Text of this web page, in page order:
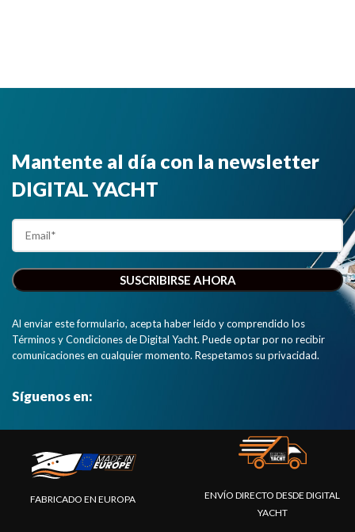
Mantente al día con la newsletter
DIGITAL YACHT
Al enviar este formulario, acepta haber leído y comprendido los
Términos y Condiciones de Digital Yacht. Puede optar por no recibir
comunicaciones en cualquier momento. Respetamos su privacidad.
Síguenos en:
FABRICADO EN EUROPA
ENVÍO DIRECTO DESDE DIGITAL
YACHT